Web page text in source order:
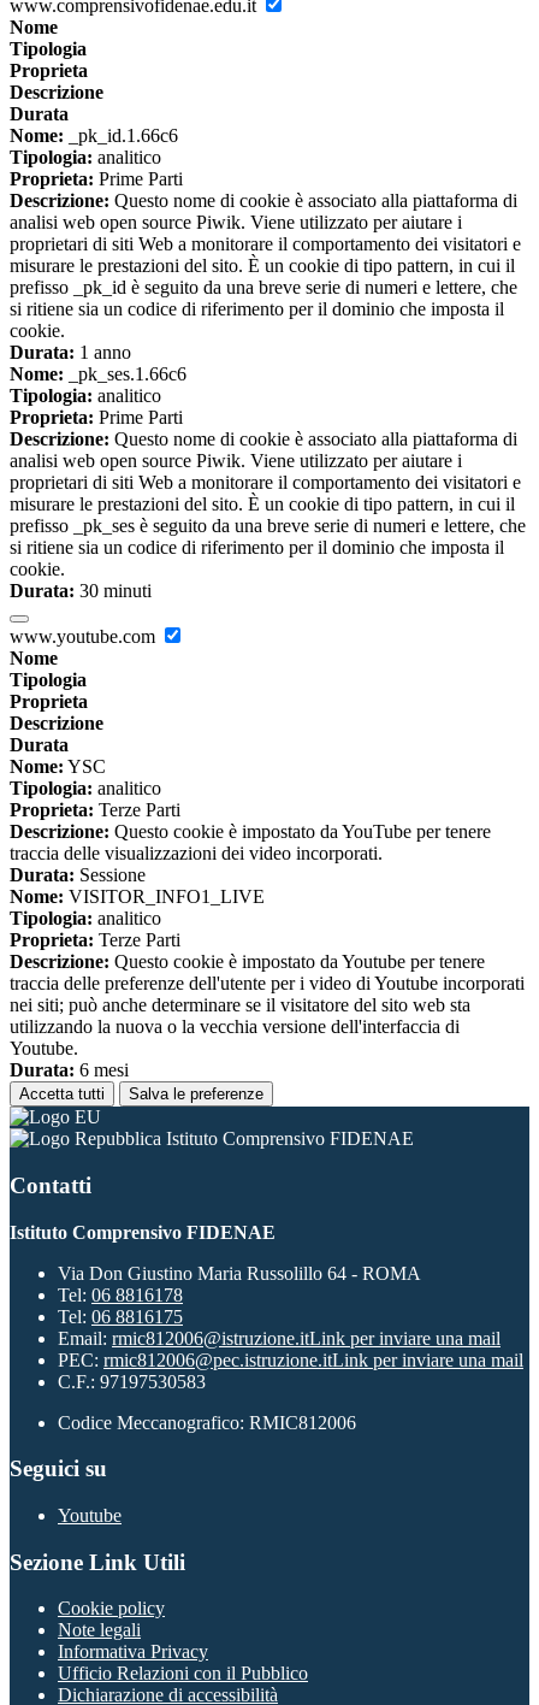
www.comprensivofidenae.edu.it
Nome
Tipologia
Proprieta
Descrizione
Durata
Nome: _pk_id.1.66c6
Tipologia: analitico
Proprieta: Prime Parti
Descrizione: Questo nome di cookie è associato alla piattaforma di
analisi web open source Piwik. Viene utilizzato per aiutare i
proprietari di siti Web a monitorare il comportamento dei visitatori e
misurare le prestazioni del sito. È un cookie di tipo pattern, in cui il
prefisso _pk_id è seguito da una breve serie di numeri e lettere, che
si ritiene sia un codice di riferimento per il dominio che imposta il
cookie.
Durata: 1 anno
Nome: _pk_ses.1.66c6
Tipologia: analitico
Proprieta: Prime Parti
Descrizione: Questo nome di cookie è associato alla piattaforma di
analisi web open source Piwik. Viene utilizzato per aiutare i
proprietari di siti Web a monitorare il comportamento dei visitatori e
misurare le prestazioni del sito. È un cookie di tipo pattern, in cui il
prefisso _pk_ses è seguito da una breve serie di numeri e lettere, che
si ritiene sia un codice di riferimento per il dominio che imposta il
cookie.
Durata: 30 minuti
www.youtube.com
Nome
Tipologia
Proprieta
Descrizione
Durata
Nome: YSC
Tipologia: analitico
Proprieta: Terze Parti
Descrizione: Questo cookie è impostato da YouTube per tenere
traccia delle visualizzazioni dei video incorporati.
Durata: Sessione
Nome: VISITOR_INFO1_LIVE
Tipologia: analitico
Proprieta: Terze Parti
Descrizione: Questo cookie è impostato da Youtube per tenere
traccia delle preferenze dell'utente per i video di Youtube incorporati
nei siti; può anche determinare se il visitatore del sito web sta
utilizzando la nuova o la vecchia versione dell'interfaccia di
Youtube.
Durata: 6 mesi
Accetta tutti Salva le preferenze
Istituto Comprensivo FIDENAE
Contatti
Istituto Comprensivo FIDENAE
Via Don Giustino Maria Russolillo 64 - ROMA
Tel: 06 8816178
Tel: 06 8816175
Email: rmic812006@istruzione.itLink per inviare una mail
PEC: rmic812006@pec.istruzione.itLink per inviare una mail
C.F.: 97197530583
Codice Meccanografico: RMIC812006
Seguici su
Youtube
Sezione Link Utili
Cookie policy
Note legali
Informativa Privacy
Ufficio Relazioni con il Pubblico
Dichiarazione di accessibilità